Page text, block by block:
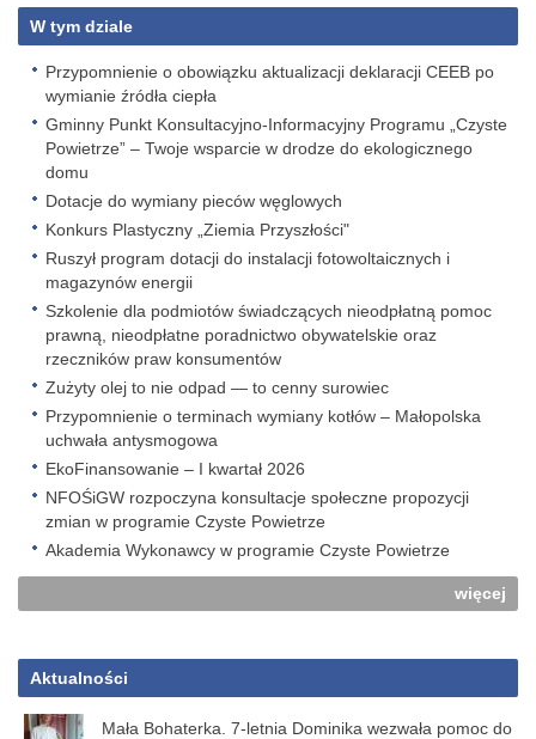
W tym dziale
Przypomnienie o obowiązku aktualizacji deklaracji CEEB po
wymianie źródła ciepła
Gminny Punkt Konsultacyjno-Informacyjny Programu „Czyste
Powietrze” – Twoje wsparcie w drodze do ekologicznego
domu
Dotacje do wymiany pieców węglowych
Konkurs Plastyczny „Ziemia Przyszłości"
Ruszył program dotacji do instalacji fotowoltaicznych i
magazynów energii
Szkolenie dla podmiotów świadczących nieodpłatną pomoc
prawną, nieodpłatne poradnictwo obywatelskie oraz
rzeczników praw konsumentów
Zużyty olej to nie odpad — to cenny surowiec
Przypomnienie o terminach wymiany kotłów – Małopolska
uchwała antysmogowa
EkoFinansowanie – I kwartał 2026
NFOŚiGW rozpoczyna konsultacje społeczne propozycji
zmian w programie Czyste Powietrze
Akademia Wykonawcy w programie Czyste Powietrze
więcej
Aktualności
Mała Bohaterka. 7-letnia Dominika wezwała pomoc do